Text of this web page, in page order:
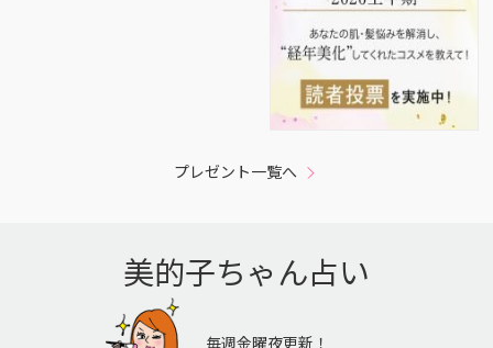
プレゼント一覧へ
美的子ちゃん占い
毎週金曜夜更新！